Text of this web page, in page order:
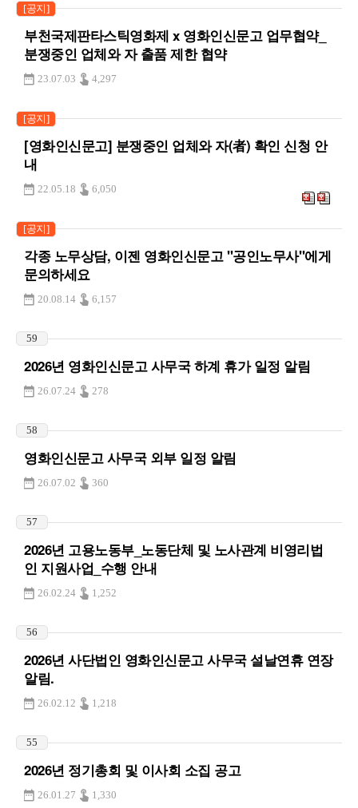
[공지]
부천국제판타스틱영화제 x 영화인신문고 업무협약_
분쟁중인 업체와 자 출품 제한 협약
23.07.03 4,297
[공지]
[영화인신문고] 분쟁중인 업체와 자(者) 확인 신청 안
내
22.05.18 6,050
[공지]
각종 노무상담, 이젠 영화인신문고 "공인노무사"에게
문의하세요
20.08.14 6,157
59
2026년 영화인신문고 사무국 하계 휴가 일정 알림
26.07.24 278
58
영화인신문고 사무국 외부 일정 알림
26.07.02 360
57
2026년 고용노동부_노동단체 및 노사관계 비영리법
인 지원사업_수행 안내
26.02.24 1,252
56
2026년 사단법인 영화인신문고 사무국 설날연휴 연장
알림.
26.02.12 1,218
55
2026년 정기총회 및 이사회 소집 공고
26.01.27 1,330